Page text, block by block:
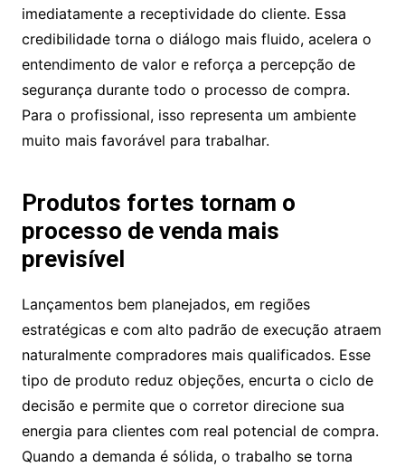
imediatamente a receptividade do cliente. Essa
credibilidade torna o diálogo mais fluido, acelera o
entendimento de valor e reforça a percepção de
segurança durante todo o processo de compra.
Para o profissional, isso representa um ambiente
muito mais favorável para trabalhar.
Produtos fortes tornam o
processo de venda mais
previsível
Lançamentos bem planejados, em regiões
estratégicas e com alto padrão de execução atraem
naturalmente compradores mais qualificados. Esse
tipo de produto reduz objeções, encurta o ciclo de
decisão e permite que o corretor direcione sua
energia para clientes com real potencial de compra.
Quando a demanda é sólida, o trabalho se torna